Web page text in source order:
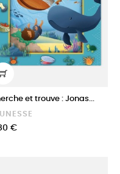
et trouve : Jonas...
€